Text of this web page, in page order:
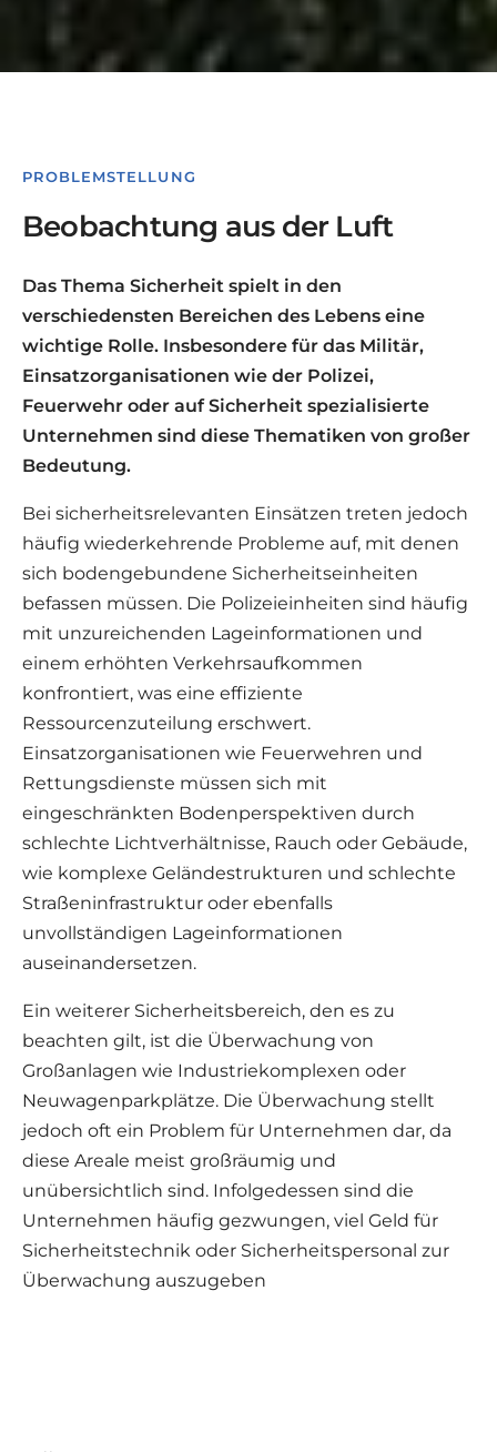
PROBLEMSTELLUNG
Beobachtung aus der Luft
Das Thema Sicherheit spielt in den
verschiedensten Bereichen des Lebens eine
wichtige Rolle. Insbesondere für das Militär,
Einsatzorganisationen wie der Polizei,
Feuerwehr oder auf Sicherheit spezialisierte
Unternehmen sind diese Thematiken von großer
Bedeutung.
Bei sicherheitsrelevanten Einsätzen treten jedoch
häufig wiederkehrende Probleme auf, mit denen
sich bodengebundene Sicherheitseinheiten
befassen müssen. Die Polizeieinheiten sind häufig
mit unzureichenden Lageinformationen und
einem erhöhten Verkehrsaufkommen
konfrontiert, was eine effiziente
Ressourcenzuteilung erschwert.
Einsatzorganisationen wie Feuerwehren und
Rettungsdienste müssen sich mit
eingeschränkten Bodenperspektiven durch
schlechte Lichtverhältnisse, Rauch oder Gebäude,
wie komplexe Geländestrukturen und schlechte
Straßeninfrastruktur oder ebenfalls
unvollständigen Lageinformationen
auseinandersetzen.
Ein weiterer Sicherheitsbereich, den es zu
beachten gilt, ist die Überwachung von
Großanlagen wie Industriekomplexen oder
Neuwagenparkplätze. Die Überwachung stellt
jedoch oft ein Problem für Unternehmen dar, da
diese Areale meist großräumig und
unübersichtlich sind. Infolgedessen sind die
Unternehmen häufig gezwungen, viel Geld für
Sicherheitstechnik oder Sicherheitspersonal zur
Überwachung auszugeben